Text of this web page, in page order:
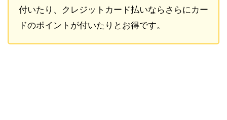
付いたり、クレジットカード払いならさらにカー
ドのポイントが付いたりとお得です。